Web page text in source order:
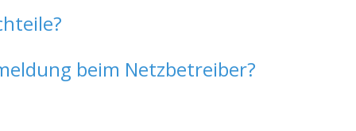
beim Netzbetreiber?